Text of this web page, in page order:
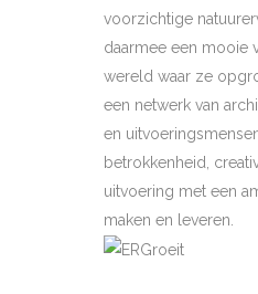
voorzichtige
daarmee een mooie
wereld waar ze
een netwerk van
en
betrokkenheid,
uitvoering met een
maken en leveren.